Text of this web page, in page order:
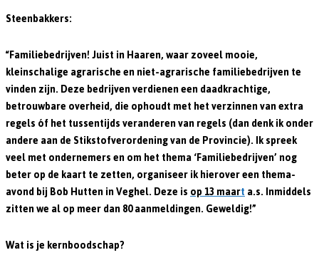
Steenbakkers:
“Familiebedrijven! Juist in Haaren, waar zoveel mooie,
kleinschalige agrarische en niet-agrarische familiebedrijven te
vinden zijn. Deze bedrijven verdienen een daadkrachtige,
betrouwbare overheid, die ophoudt met het verzinnen van extra
regels óf het tussentijds veranderen van regels (dan denk ik onder
andere aan de Stikstofverordening van de Provincie). Ik spreek
veel met ondernemers en om het thema ‘Familiebedrijven’ nog
beter op de kaart te zetten, organiseer ik hierover een thema-
avond bij Bob Hutten in Veghel. Deze isop 13 maarta.s. Inmiddels
zitten we al op meer dan 80 aanmeldingen. Geweldig!”
Wat is je kernboodschap?